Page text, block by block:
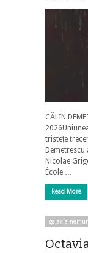
CĂLIN
tristețe
Demetrescu
Nicolae
École …
Read More
galaxia